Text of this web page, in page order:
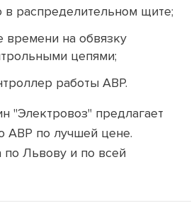
в распределительном щите;
времени на обвязку
цепями;
работы АВР.
"Электровоз" предлагает
АВР по лучшей цене.
по Львову и по всей